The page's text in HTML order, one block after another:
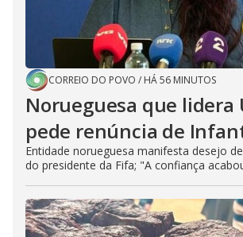
CORREIO DO POVO / HÁ 56 MINUTOS
Norueguesa que lidera
pede renúncia de
Entidade norueguesa manifesta desejo
do presidente da Fifa; "A confiança